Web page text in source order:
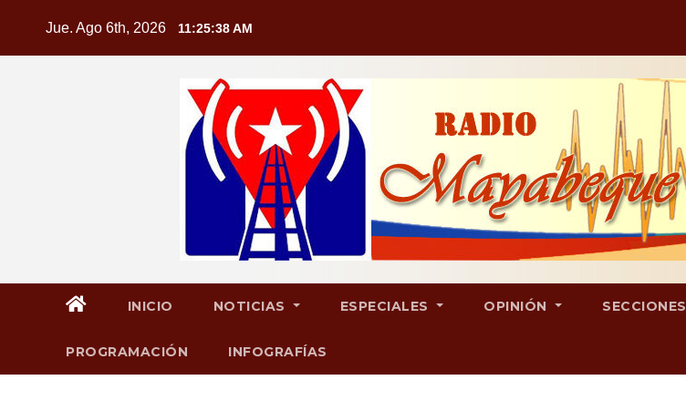
Jue. Ago 6th, 2026 11:25:39 AM
INICIO NOTICIAS ESPECIALES OPINIÓN SECCIONES
PROGRAMACIÓN INFOGRAFÍAS